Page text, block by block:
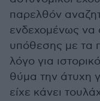
παρελθόν
ενδεχομένως να
υπόθεσης με τα
λόγο για
θύμα την άτυχη
είχε κάνει